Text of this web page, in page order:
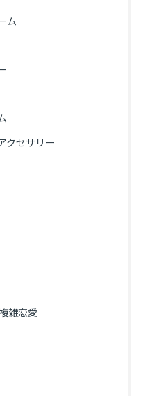
ム
クセサリー
雑恋愛